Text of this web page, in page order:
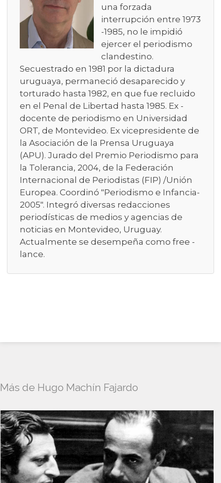
una forzada
interrupción entre 1973
-1985, no le impidió
ejercer el periodismo
clandestino.
Secuestrado en 1981 por la dictadura
uruguaya, permaneció desaparecido y
torturado hasta 1982, en que fue recluido
en el Penal de Libertad hasta 1985. Ex -
docente de periodismo en Universidad
ORT, de Montevideo. Ex vicepresidente de
la Asociación de la Prensa Uruguaya
(APU). Jurado del Premio Periodismo para
la Tolerancia, 2004, de la Federación
Internacional de Periodistas (FIP) /Unión
Europea. Coordinó "Periodismo e Infancia-
2005". Integró diversas redacciones
periodísticas de medios y agencias de
noticias en Montevideo, Uruguay.
Actualmente se desempeña como free -
lance.
Más de Hugo Machín Fajardo